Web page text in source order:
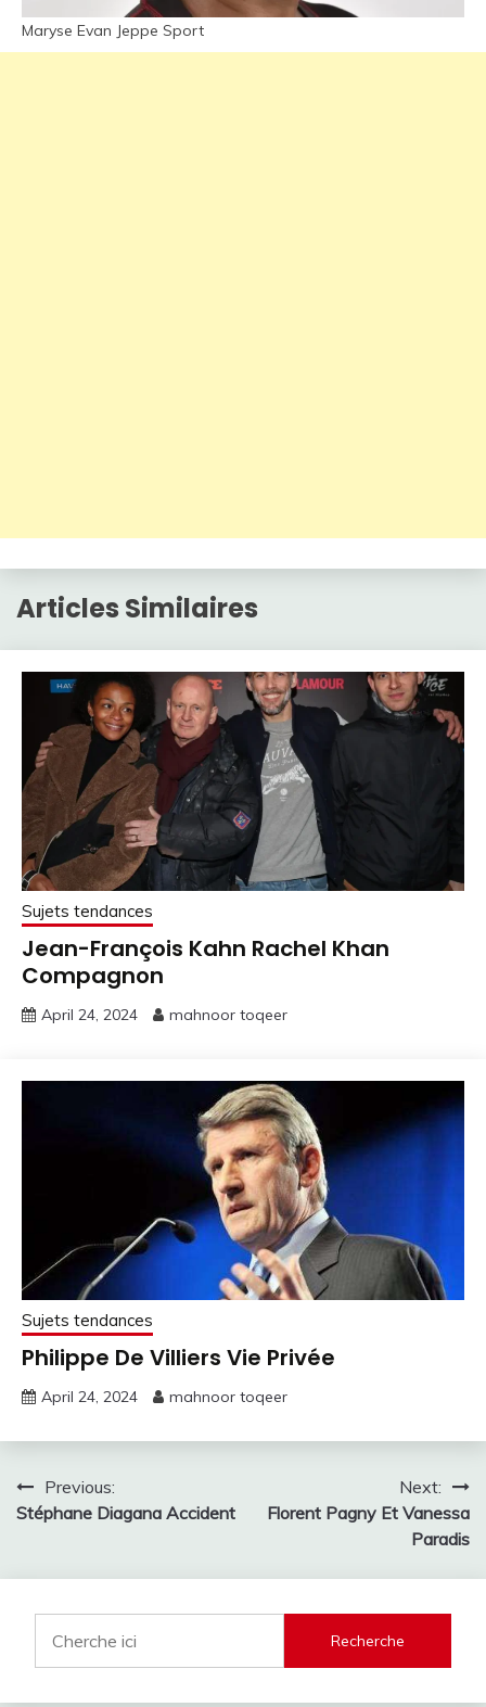
Maryse Evan Jeppe Sport
Articles Similaires
Sujets tendances
Jean-François Kahn Rachel Khan
Compagnon
April 24, 2024 mahnoor toqeer
Sujets tendances
Philippe De Villiers Vie Privée
April 24, 2024 mahnoor toqeer
Post
navigation
Previous:
Stéphane Diagana Accident
Next:
Florent Pagny Et Vanessa
Paradis
Recherche